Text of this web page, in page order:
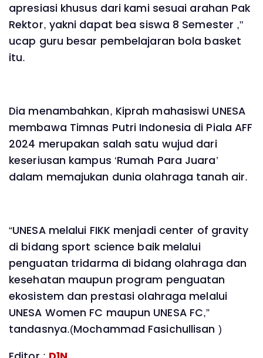
apresiasi khusus dari kami sesuai arahan Pak
Rektor, yakni dapat bea siswa 8 Semester ,"
ucap guru besar pembelajaran bola basket
itu.
Dia menambahkan, Kiprah mahasiswi UNESA
membawa Timnas Putri Indonesia di Piala AFF
2024 merupakan salah satu wujud dari
keseriusan kampus ‘Rumah Para Juara’
dalam memajukan dunia olahraga tanah air.
“UNESA melalui FIKK menjadi center of gravity
di bidang sport science baik melalui
penguatan tridarma di bidang olahraga dan
kesehatan maupun program penguatan
ekosistem dan prestasi olahraga melalui
UNESA Women FC maupun UNESA FC,”
tandasnya.(Mochammad Fasichullisan )